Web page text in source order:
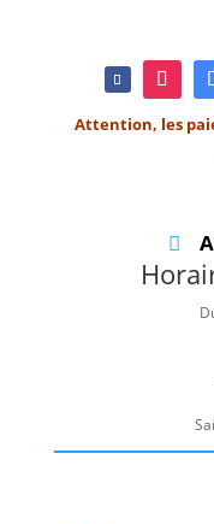
Attention, les